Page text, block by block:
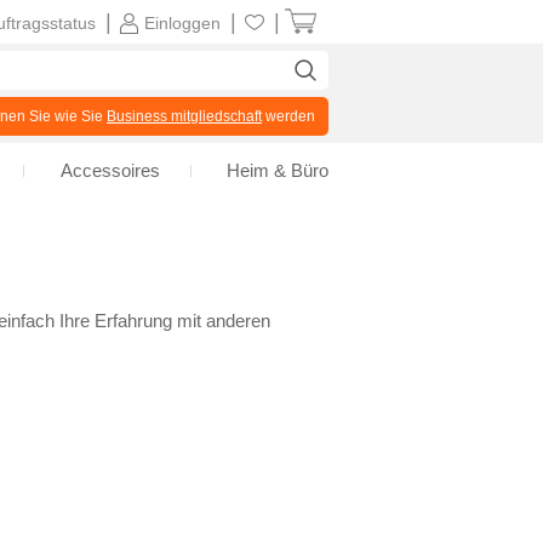
Ihre Erfahrung mit anderen
Einloggen
Sie wie Sie Business mitgliedschaftwerden
Accessoires Heim & Büro